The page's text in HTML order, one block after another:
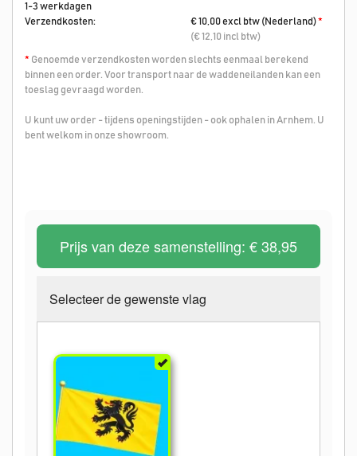
1-3 werkdagen
Verzendkosten:
€ 10,00 excl btw (Nederland)*
(€ 12,10 incl btw)
* Genoemde verzendkosten worden slechts eenmaal berekend
binnen een order. Voor transport naar de waddeneilanden kan een
toeslag gevraagd worden.
U kunt uw order - tijdens openingstijden - ook ophalen in Arnhem. U
bent welkom in onze showroom.
Prijs van deze samenstelling: € 38,95
Selecteer de gewenste vlag